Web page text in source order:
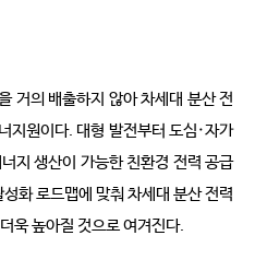
거의 배출하지 않아 차세대 분산 전
지원이다. 대형 발전부터 도심·자가
지 생산이 가능한 친환경 전력 공급
화 로드맵에 맞춰 차세대 분산 전력
욱 높아질 것으로 여겨진다.